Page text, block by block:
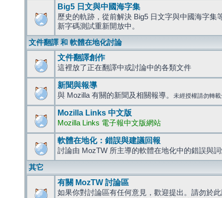
Big5 日文與中國海字集
歷史的軌跡，從前解決 Big5 日文字與中國海字集
新字碼測試重新開放中。
文件翻譯 和 軟體在地化討論
文件翻譯創作
這裡放了正在翻譯中或討論中的各類文件
新聞與報導
與 Mozilla 有關的新聞及相關報導。 未經授權請勿轉
Mozilla Links 中文版
Mozilla Links 電子報中文版網站
軟體在地化：錯誤與建議回報
討論由 MozTW 所主導的軟體在地化中的錯誤與
其它
有關 MozTW 討論區
如果你對討論區有任何意見，歡迎提出。請勿於